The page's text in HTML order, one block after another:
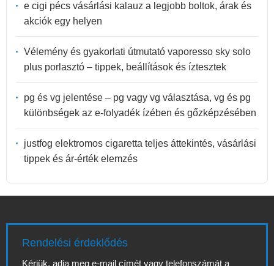
e cigi pécs vásárlási kalauz a legjobb boltok, árak és
akciók egy helyen
Vélemény és gyakorlati útmutató vaporesso sky solo
plus porlasztó – tippek, beállítások és íztesztek
pg és vg jelentése – pg vagy vg választása, vg és pg
különbségek az e-folyadék ízében és gőzképzésében
justfog elektromos cigaretta teljes áttekintés, vásárlási
tippek és ár-érték elemzés
Rendelési érdeklődés
Kérjük, adja meg e-mail címét vagy telefonszámát a